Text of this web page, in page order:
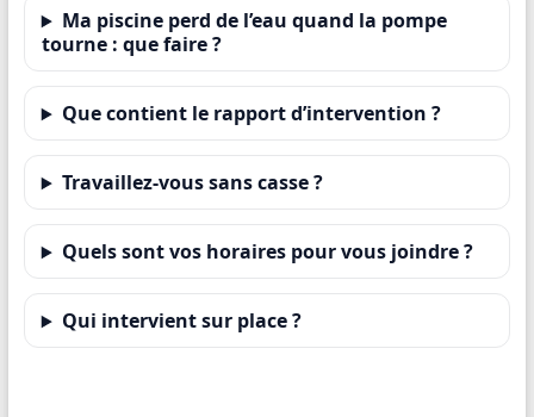
Ma piscine perd de l’eau quand la pompe
tourne : que faire ?
Que contient le rapport d’intervention ?
Travaillez-vous sans casse ?
Quels sont vos horaires pour vous joindre ?
Qui intervient sur place ?